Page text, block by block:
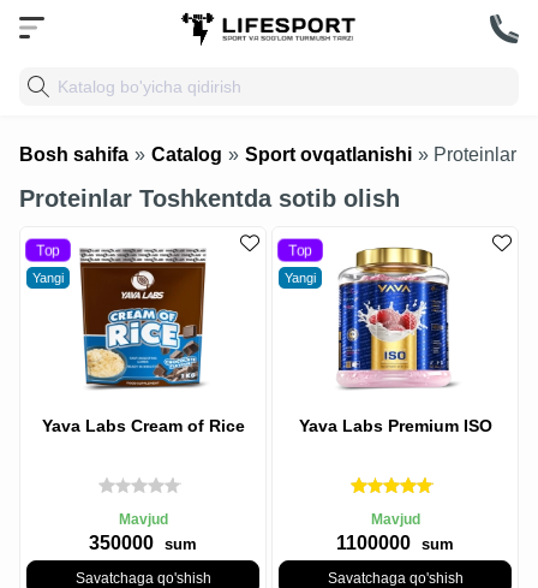
Bosh sahifa » Catalog » Sport ovqatlanishi » Proteinlar
Proteinlar Toshkentda sotib olish
Top
Yangi
Yava Labs Cream of Rice
Mavjud
350000 sum
Savatchaga qo'shish
Top
Yangi
Yava Labs Premium ISO
Mavjud
1100000 sum
Savatchaga qo'shish